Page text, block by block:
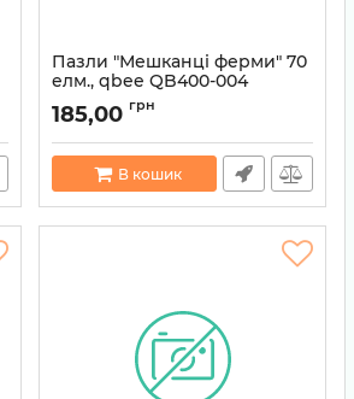
Пазли "Мешканці ферми" 70
елм., qbee QB400-004
Артикул: 4820234765072
185,00 грн
В кошик